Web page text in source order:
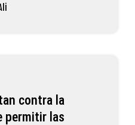
contra la
permitir las